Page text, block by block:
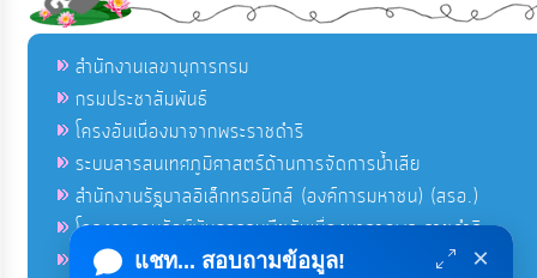
สำนักงานเลขานุการกรม
กรมประชาสัมพันธ์
โครงอันเนื่องมาจากพระราชดำริ
ระบบสารสนเทศภูมิศาสตร์ด้านการจัดการน้ำเสีย
สำนักงานรัฐบาลอิเล็กทรอนิกส์ (องค์การมหาชน) (สรอ.)
โครงการอนุรักษ์พันธุกรรมพืชอันเนื่องมาจากพระราชดำริ
คลังข่าวมหาไทย
แชท... สอบถามข้อมูล! ×